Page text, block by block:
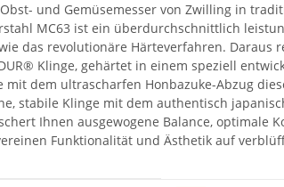
und Gemüsemesser von Zwilling in
MC63 ist ein überdurchschnittlich
das revolutionäre Härteverfahren. Daraus
Klinge, gehärtet in einem speziell
dem ultrascharfen Honbazuke-Abzug
stabile Klinge mit dem authentisch
Ihnen ausgewogene Balance, optimale
Funktionalität und Ästhetik auf